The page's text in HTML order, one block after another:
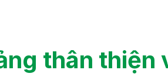
thân thiện